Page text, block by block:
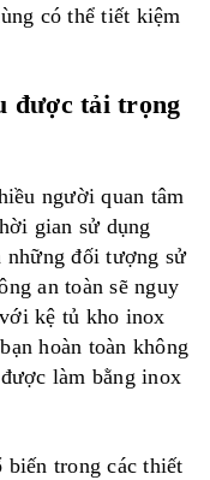
có thể tiết kiệm
được tải trọng
người quan tâm
gian sử dụng
những đối tượng sử
an toàn sẽ nguy
kệ tủ kho inox
hoàn toàn không
làm bằng inox
trong các thiết